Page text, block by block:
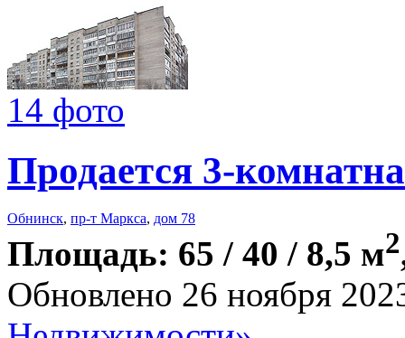
14 фото
Продается 3-
Обнинск, пр-т Маркса, дом 78
Площадь: 65 / 40 / 8,5 м2
Обновлено 26 ноября